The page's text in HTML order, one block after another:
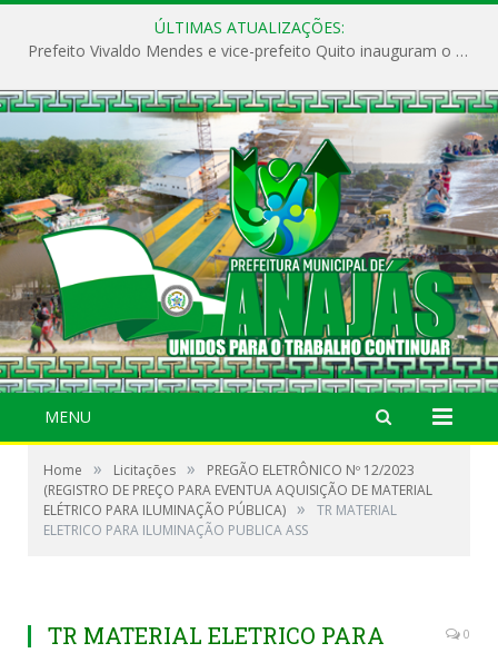
ÚLTIMAS ATUALIZAÇÕES:
Prefeito Vivaldo Mendes e vice-prefeito Quito inauguram o CAPS e fortalecem a saúde pública em Anajás.
MENU
Home » Licitações »
PREGÃO ELETRÔNICO Nº 12/2023
(REGISTRO DE PREÇO PARA EVENTUA AQUISIÇÃO DE MATERIAL
ELÉTRICO PARA ILUMINAÇÃO PÚBLICA) »
TR MATERIAL
ELETRICO PARA ILUMINAÇÃO PUBLICA ASS
TR MATERIAL ELETRICO PARA
0